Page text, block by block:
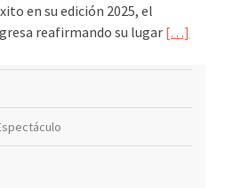
en su edición 2025, el
reafirmando su lugar […]